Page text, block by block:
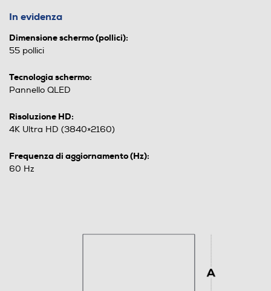
In evidenza
Dimensione schermo (pollici):
55 pollici
Tecnologia schermo:
Pannello QLED
Risoluzione HD:
4K Ultra HD (3840×2160)
Frequenza di aggiornamento (Hz):
60 Hz